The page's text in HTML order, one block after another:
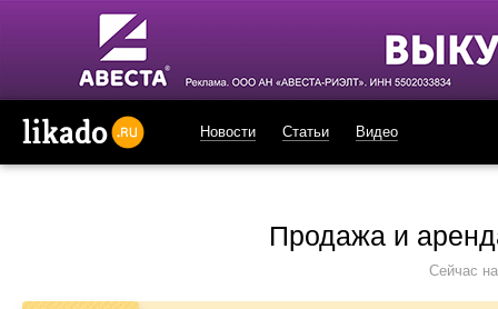
Новости Статьи Видео
Продажа и
Сейчас